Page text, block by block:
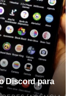
Discord para